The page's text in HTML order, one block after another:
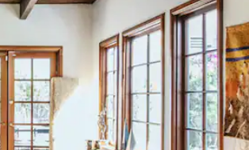
bas pour les parcourir ou en appuyant et en